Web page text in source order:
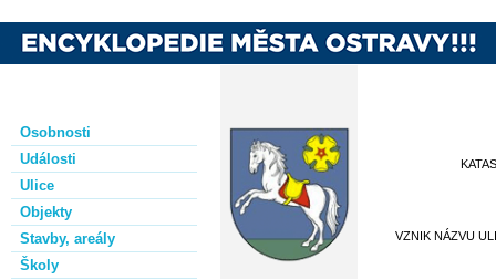
Osobnosti
Události
Ulice
Objekty
Stavby, areály
Školy
VZNIK NÁZVU